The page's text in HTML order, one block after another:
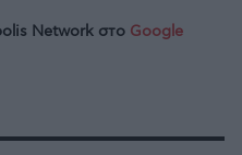
Network στο Google